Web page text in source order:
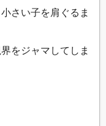
さい子を肩ぐるま
をジャマしてしま